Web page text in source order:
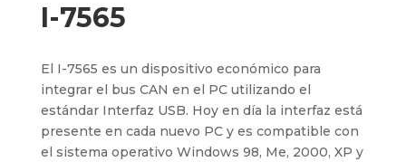
I-7565
El I-7565 es un dispositivo económico para
integrar el bus CAN en el PC utilizando el
estándar Interfaz USB. Hoy en día la interfaz está
presente en cada nuevo PC y es compatible con
el sistema operativo Windows 98, Me, 2000, XP y